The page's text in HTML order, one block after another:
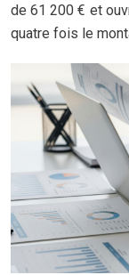
de 61 200 € et
quatre fois le